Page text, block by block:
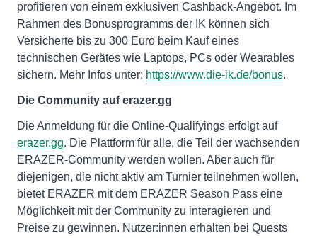
profitieren von einem exklusiven Cashback-Angebot. Im
Rahmen des Bonusprogramms der IK können sich
Versicherte bis zu 300 Euro beim Kauf eines
technischen Gerätes wie Laptops, PCs oder Wearables
sichern. Mehr Infos unter: https://www.die-ik.de/bonus.
Die Community auf erazer.gg
Die Anmeldung für die Online-Qualifyings erfolgt auf
erazer.gg. Die Plattform für alle, die Teil der wachsenden
ERAZER-Community werden wollen. Aber auch für
diejenigen, die nicht aktiv am Turnier teilnehmen wollen,
bietet ERAZER mit dem ERAZER Season Pass eine
Möglichkeit mit der Community zu interagieren und
Preise zu gewinnen. Nutzer:innen erhalten bei Quests